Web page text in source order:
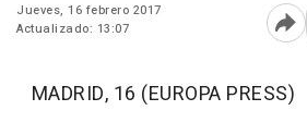
Jueves, 16 febrero 2017
Actualizado: 13:07
MADRID, 16 (EUROPA PRESS)